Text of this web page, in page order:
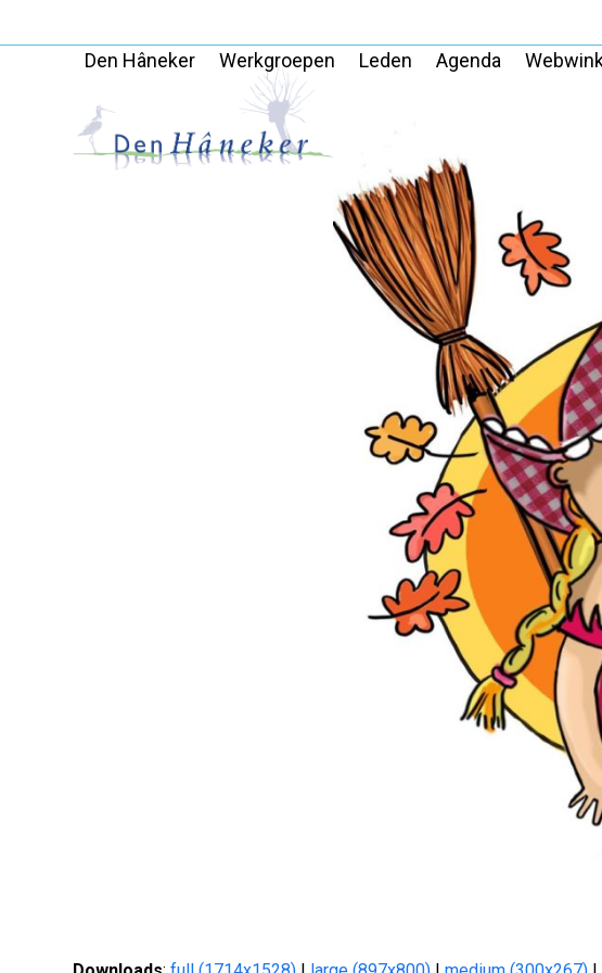
Den Hâneker Werkgroepen Leden Agenda